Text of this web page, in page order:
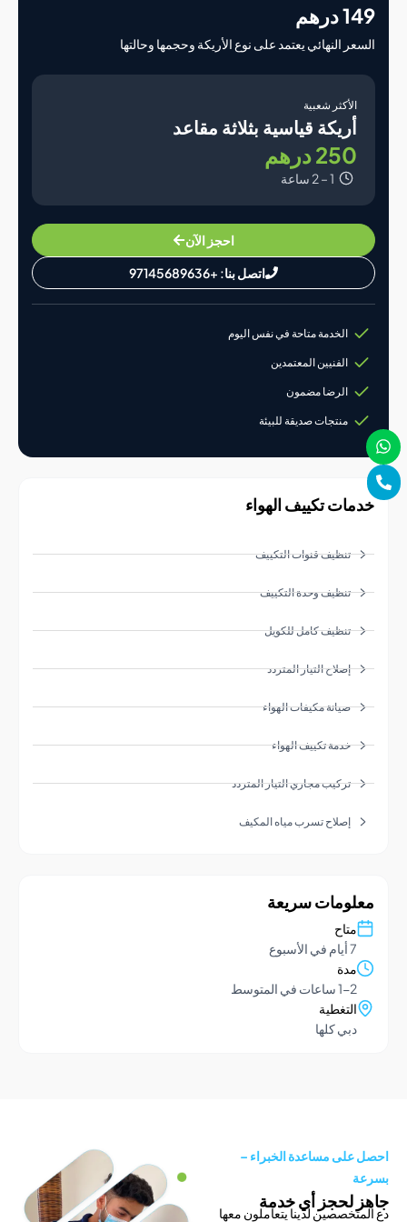
النهائي يعتمد على نوع الأريكة وحجمها وحالتها
الأكثر شعبية
أريكة قياسية بثلاثة مقاعد
اتصل بنا: +97145689636
الخدمة متاحة في نفس اليوم
الفنيين المعتمدين
الرضا مضمون
منتجات صديقة للبيئة
تكييف الهواء
تنظيف قنوات التكييف
تنظيف وحدة التكييف
تنظيف كامل للكويل
إصلاح التيار المتردد
صيانة مكيفات الهواء
خدمة تكييف الهواء
تركيب مجاري التيار المتردد
إصلاح تسرب مياه المكيف
سريعة
مساعدة الخبراء –
لحجز أي خدمة
لدينا يتعاملون معها